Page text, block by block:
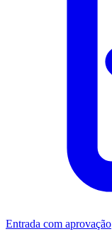
Entrada com aprovação